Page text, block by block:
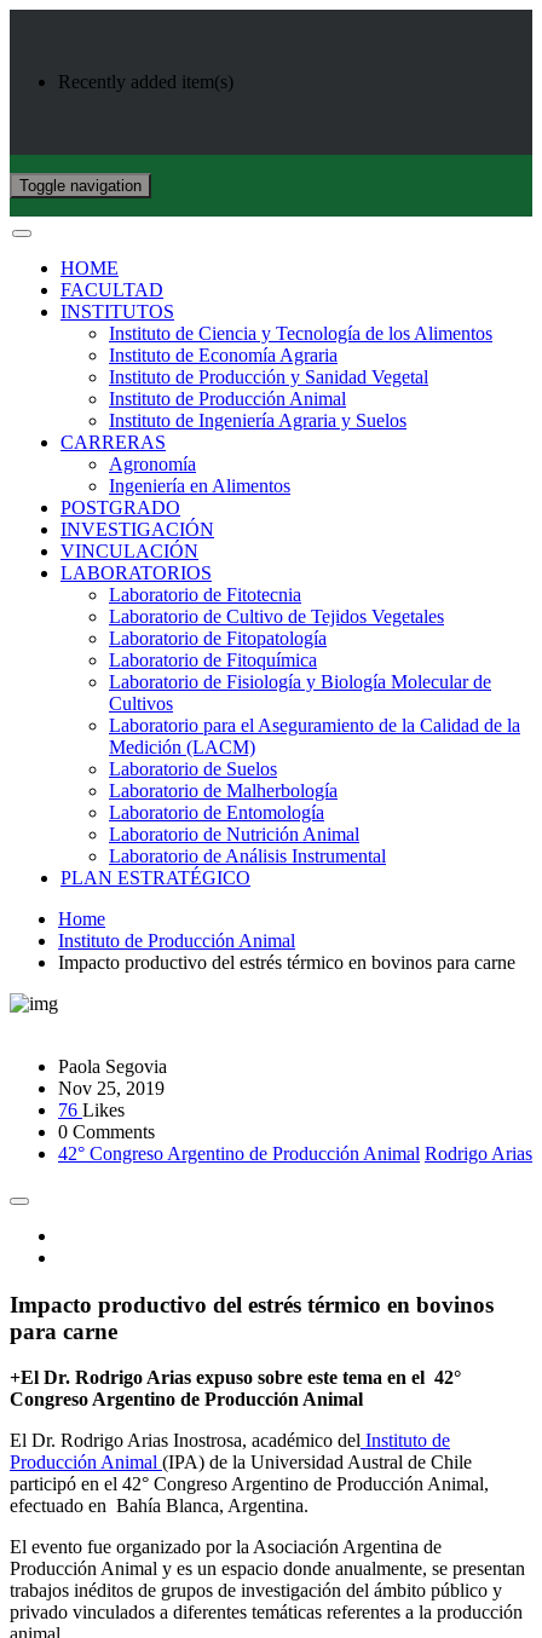
Recently added item(s)
Toggle navigation
HOME
FACULTAD
INSTITUTOS
Instituto de Ciencia y Tecnología de los Alimentos
Instituto de Economía Agraria
Instituto de Producción y Sanidad Vegetal
Instituto de Producción Animal
Instituto de Ingeniería Agraria y Suelos
CARRERAS
Agronomía
Ingeniería en Alimentos
POSTGRADO
INVESTIGACIÓN
VINCULACIÓN
LABORATORIOS
Laboratorio de Fitotecnia
Laboratorio de Cultivo de Tejidos Vegetales
Laboratorio de Fitopatología
Laboratorio de Fitoquímica
Laboratorio de Fisiología y Biología Molecular de
Cultivos
Laboratorio para el Aseguramiento de la Calidad de la
Medición (LACM)
Laboratorio de Suelos
Laboratorio de Malherbología
Laboratorio de Entomología
Laboratorio de Nutrición Animal
Laboratorio de Análisis Instrumental
PLAN ESTRATÉGICO
Home
Instituto de Producción Animal
Impacto productivo del estrés térmico en bovinos para carne
Paola Segovia
Nov 25, 2019
76 Likes
0 Comments
42° Congreso Argentino de Producción Animal Rodrigo Arias
Impacto productivo del estrés térmico en bovinos
para carne
+El Dr. Rodrigo Arias expuso sobre este tema en el 42°
Congreso Argentino de Producción Animal
El Dr. Rodrigo Arias Inostrosa, académico del Instituto de
Producción Animal (IPA) de la Universidad Austral de Chile
participó en el 42° Congreso Argentino de Producción Animal,
efectuado en Bahía Blanca, Argentina.
El evento fue organizado por la Asociación Argentina de
Producción Animal y es un espacio donde anualmente, se presentan
trabajos inéditos de grupos de investigación del ámbito público y
privado vinculados a diferentes temáticas referentes a la producción